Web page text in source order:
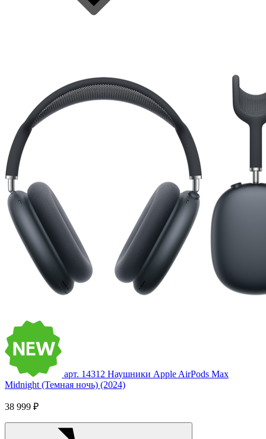
арт. 14312 Наушники Apple AirPods Max
Midnight (Темная ночь) (2024)
38 999 ₽